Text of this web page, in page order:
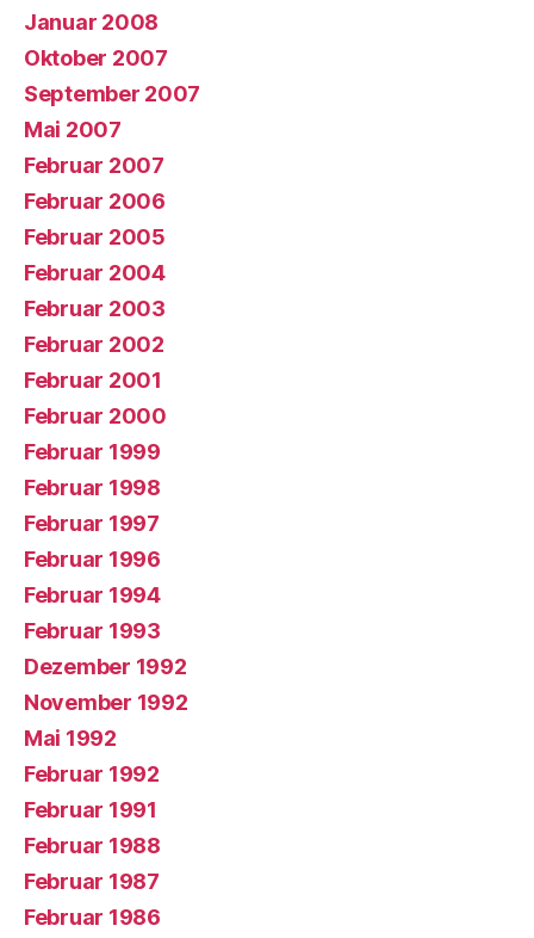
Januar 2008
Oktober 2007
September 2007
Mai 2007
Februar 2007
Februar 2006
Februar 2005
Februar 2004
Februar 2003
Februar 2002
Februar 2001
Februar 2000
Februar 1999
Februar 1998
Februar 1997
Februar 1996
Februar 1994
Februar 1993
Dezember 1992
November 1992
Mai 1992
Februar 1992
Februar 1991
Februar 1988
Februar 1987
Februar 1986